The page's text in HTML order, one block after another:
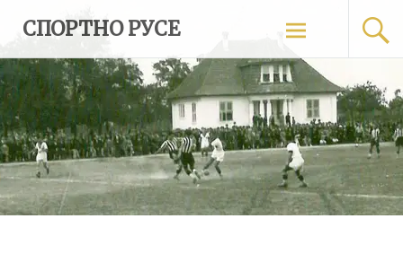
content
СПОРТНО РУСЕ